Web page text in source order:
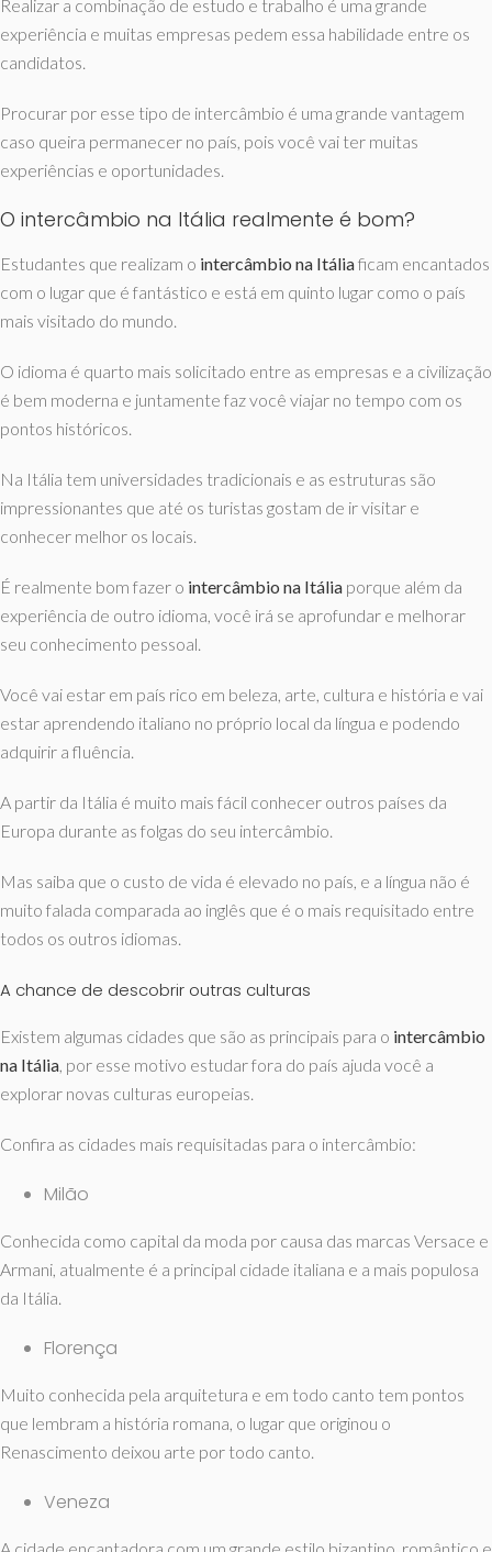
Realizar a combinação de estudo e trabalho é uma grande
experiência e muitas empresas pedem essa habilidade entre os
candidatos.
Procurar por esse tipo de intercâmbio é uma grande vantagem
caso queira permanecer no país, pois você vai ter muitas
experiências e oportunidades.
O intercâmbio na Itália realmente é bom?
Estudantes que realizam o intercâmbio na Itáliaficam encantados
com o lugar que é fantástico e está em quinto lugar como o país
mais visitado do mundo.
O idioma é quarto mais solicitado entre as empresas e a civilização
é bem moderna e juntamente faz você viajar no tempo com os
pontos históricos.
Na Itália tem universidades tradicionais e as estruturas são
impressionantes que até os turistas gostam de ir visitar e
conhecer melhor os locais.
É realmente bom fazer o intercâmbio na Itália porque além da
experiência de outro idioma, você irá se aprofundar e melhorar
seu conhecimento pessoal.
Você vai estar em país rico em beleza, arte, cultura e história e vai
estar aprendendo italiano no próprio local da língua e podendo
adquirir a fluência.
A partir da Itália é muito mais fácil conhecer outros países da
Europa durante as folgas do seu intercâmbio.
Mas saiba que o custo de vida é elevado no país, e a língua não é
muito falada comparada ao inglês que é o mais requisitado entre
todos os outros idiomas.
A chance de descobrir outras culturas
Existem algumas cidades que são as principais para o intercâmbio
na Itália, por esse motivo estudar fora do país ajuda você a
explorar novas culturas europeias.
Confira as cidades mais requisitadas para o intercâmbio:
Milão
Conhecida como capital da moda por causa das marcas Versace e
Armani, atualmente é a principal cidade italiana e a mais populosa
da Itália.
Florença
Muito conhecida pela arquitetura e em todo canto tem pontos
que lembram a história romana, o lugar que originou o
Renascimento deixou arte por todo canto.
Veneza